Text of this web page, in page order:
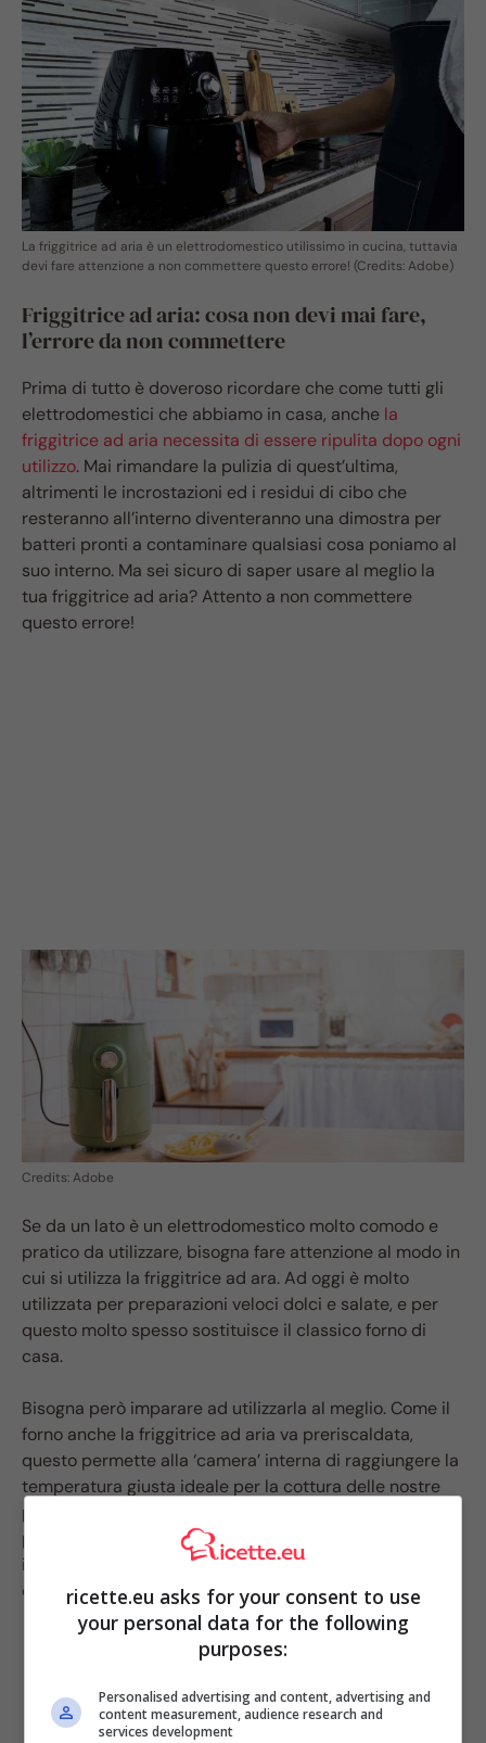
La friggitrice ad aria è un elettrodomestico utilissimo in cucina, tuttavia
devi fare attenzione a non commettere questo errore! (Credits: Adobe)
Friggitrice ad aria: cosa non devi mai fare,
l’errore da non commettere
Prima di tutto è doveroso ricordare che come tutti gli
elettrodomestici che abbiamo in casa, anche la
friggitrice ad aria necessita di essere ripulita dopo ogni
utilizzo. Mai rimandare la pulizia di quest’ultima,
altrimenti le incrostazioni ed i residui di cibo che
resteranno all’interno diventeranno una dimostra per
batteri pronti a contaminare qualsiasi cosa poniamo al
suo interno. Ma sei sicuro di saper usare al meglio la
tua friggitrice ad aria? Attento a non commettere
questo errore!
Credits: Adobe
Se da un lato è un elettrodomestico molto comodo e
pratico da utilizzare, bisogna fare attenzione al modo in
cui si utilizza la friggitrice ad ara. Ad oggi è molto
utilizzata per preparazioni veloci dolci e salate, e per
questo molto spesso sostituisce il classico forno di
casa.
Bisogna però imparare ad utilizzarla al meglio. Come il
forno anche la friggitrice ad aria va preriscaldata,
questo permette alla ‘camera’ interna di raggiungere la
temperatura giusta ideale per la cottura delle nostre
preparazioni. Bisogna però ricordare che non è
possibile cuocere troppi alimenti tutti insieme al suo
interno, perché questo potrebbe rallentarne i tempi di
cottura.ricette.eu asks for your consent to use
your personal data for the following
purposes:
Personalised advertising and content, advertising and
content measurement, audience research and
services development